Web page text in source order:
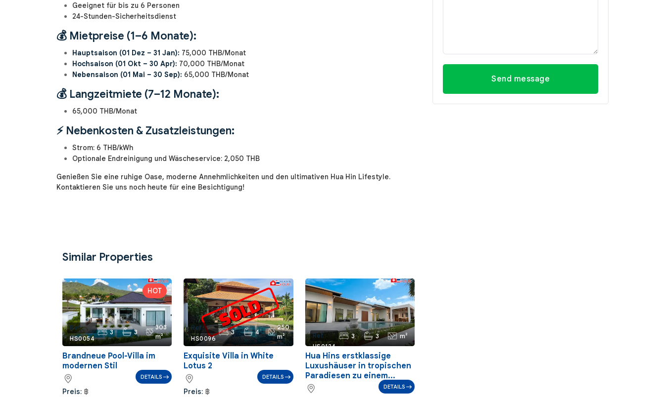
Geeignet für bis zu 6 Personen
24-Stunden-Sicherheitsdienst
💰 Mietpreise (1–6 Monate):
Hauptsaison (01 Dez – 31 Jan): 75,000 THB/Monat
Hochsaison (01 Okt – 30 Apr): 70,000 THB/Monat
Nebensaison (01 Mai – 30 Sep): 65,000 THB/Monat
💰 Langzeitmiete (7–12 Monate):
65,000 THB/Monat
⚡ Nebenkosten & Zusatzleistungen:
Strom: 6 THB/kWh
Optionale Endreinigung und Wäscheservice: 2,050 THB
Genießen Sie eine ruhige Oase, moderne Annehmlichkeiten und den ultimativen Hua Hin Lifestyle.
Kontaktieren Sie uns noch heute für eine Besichtigung!
Similar Properties
Ref.:
HS0054
3 3
303
m²
Brandneue Pool-Villa im
modernen Stil
Preis: ฿
DETAILS
Ref.:
HS0096
3 4
250
m²
Exquisite Villa in White
Lotus 2
Preis: ฿
DETAILS
Ref.:
HS0124
3 3 m²
Hua Hins erstklassige
Luxushäuser in tropischen
Paradiesen zu einem...
DETAILS
Send message